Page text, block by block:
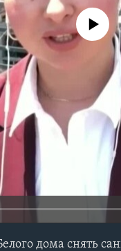
No media source
дома снять